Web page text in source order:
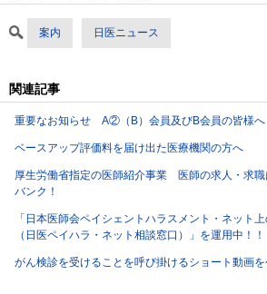
案内 日医ニュース
関連記事
重要なお知らせ A②（B）会員及びB会員の皆様へ
ベースアップ評価料を届け出た医療機関の方へ
厚生労働省指定の医師紹介事業 医師の求人・求職
バンク！
「日本医師会ペイシェントハラスメント・ネット
（日医ペイハラ・ネット相談窓口）」を運用中！！
がん検診を受けることを呼び掛けるショート動画を